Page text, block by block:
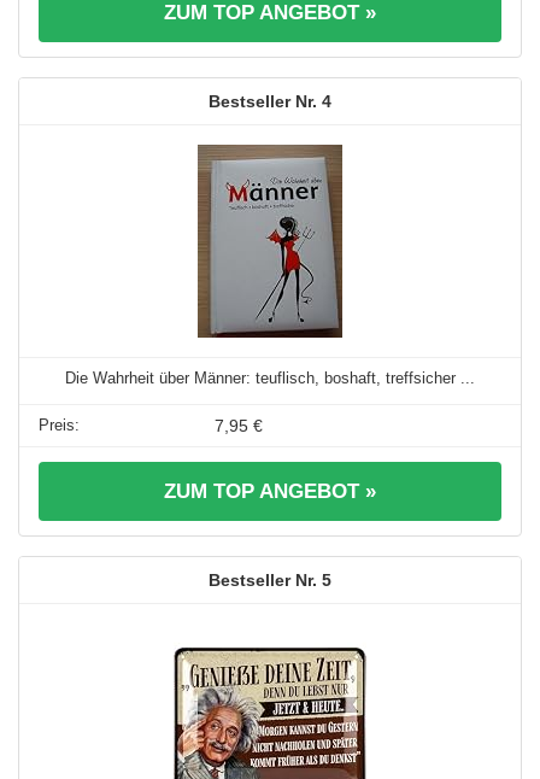
ZUM TOP ANGEBOT »
4
Die Wahrheit über Männer: teuflisch, boshaft, treffsicher ...
7,95 €
ZUM TOP ANGEBOT »
5